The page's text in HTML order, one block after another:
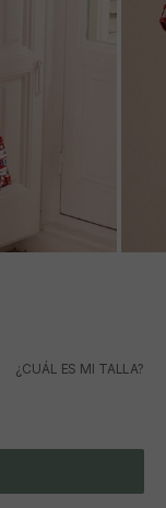
¿CUÁL ES MI TALLA?